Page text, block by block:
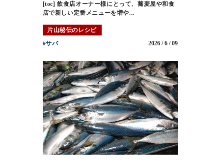
[toc] 飲食店オーナー様にとって、蕎麦屋や和食
店で新しい定番メニューを増や...
片山秘伝のレシピ
#サバ
2026 / 6 / 09